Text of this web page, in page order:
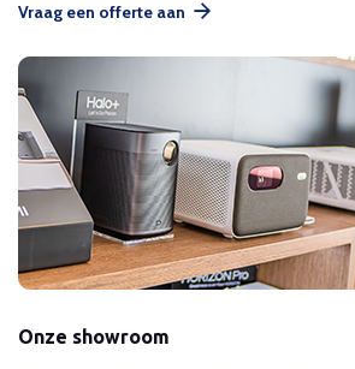
Vraag een offerte aan
Onze showroom